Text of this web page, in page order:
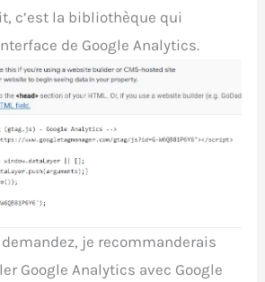
c’est la bibliothèque qui
de Google Analytics.
je recommanderais
Google Analytics avec Google